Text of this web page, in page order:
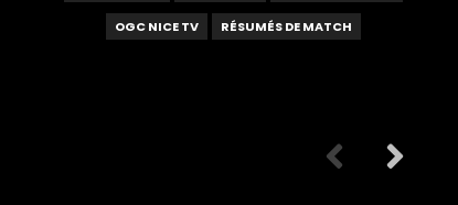
OGC NICE TV RÉSUMÉS DE MATCH